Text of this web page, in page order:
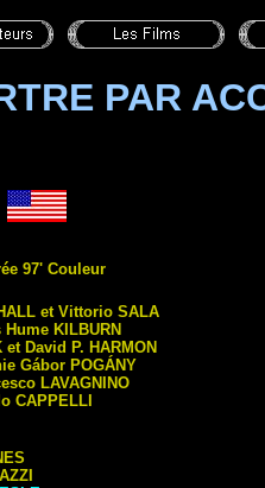
PAR
97' Couleur
et Vittorio SALA
Hume KILBURN
et David P. HARMON
Gábor POGÁNY
LAVAGNINO
CAPPELLI